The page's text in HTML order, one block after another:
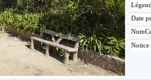
Date
Notice